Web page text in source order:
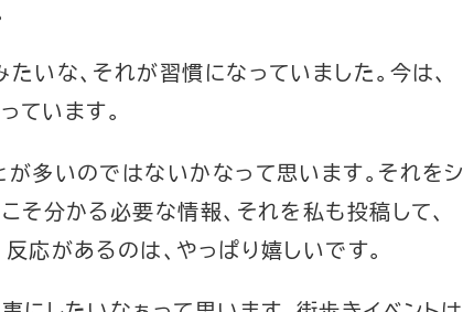
いな、それが習慣になっていました。今は、
ています。
多いのではないかなって思います。それをシ
そ分かる必要な情報、それを私も投稿して、
応があるのは、やっぱり嬉しいです。